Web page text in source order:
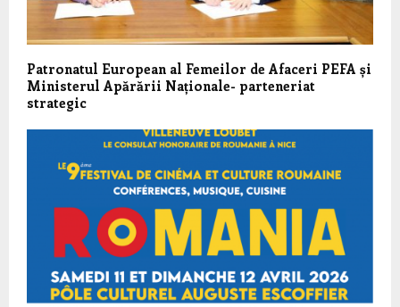
Patronatul European al Femeilor de Afaceri PEFA și
Ministerul Apărării Naționale- parteneriat
strategic